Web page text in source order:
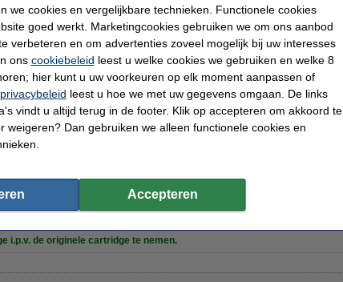
Merk:
Nummer:
inktcartridge cyaan (123inkt huismerk)
i.p.v. de originele cartridge te nemen.
we cookies en vergelijkbare technieken. Functionele cookies
goed werkt. Marketingcookies gebruiken we om ons aanbod
verbeteren en om advertenties zoveel mogelijk bij uw interesses
ons cookiebeleid leest u welke cookies we gebruiken en welke 8
hier kunt u uw voorkeuren op elk moment aanpassen of
privacybeleid leest u hoe we met uw gegevens omgaan. De links
vindt u altijd terug in de footer. Klik op accepteren om akkoord te
weigeren? Dan gebruiken we alleen functionele cookies en
Accepteren